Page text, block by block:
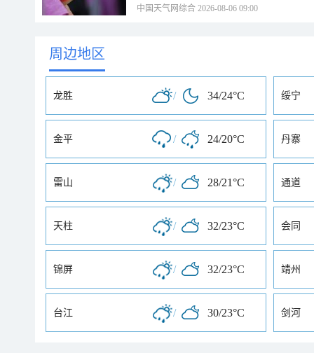
中国天气网综合 2026-08-06 09:00
周边地区
龙胜 / 34/24°C 绥宁
金平 / 24/20°C 丹寨
雷山 / 28/21°C 通道
天柱 / 32/23°C 会同
锦屏 / 32/23°C 靖州
台江 / 30/23°C 剑河